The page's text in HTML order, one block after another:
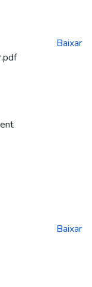
Baixar
Baixar